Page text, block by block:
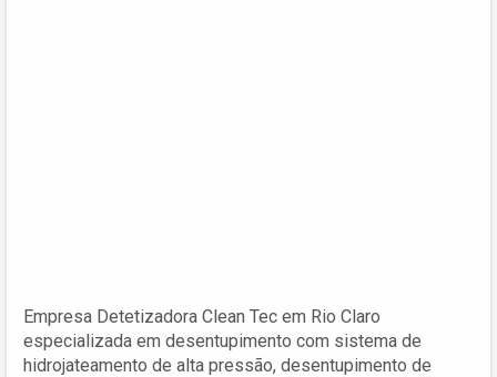
Empresa Detetizadora Clean Tec em Rio Claro
especializada em desentupimento com sistema de
hidrojateamento de alta pressão, desentupimento de